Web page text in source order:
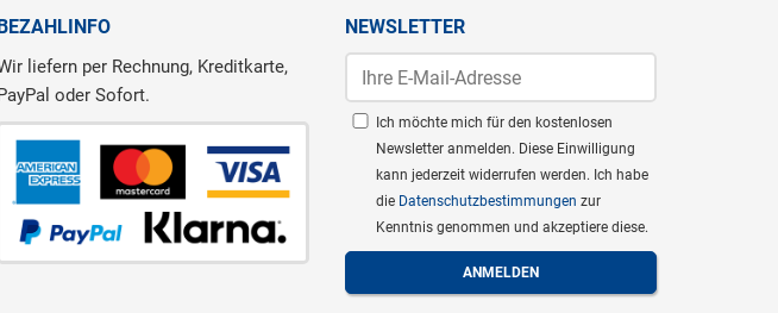
liefern per Rechnung, Kreditkarte,
oder Sofort.
NEWSLETTER
Ich möchte mich für den kostenlosen
Newsletter anmelden. Diese Einwilligung
kann jederzeit widerrufen werden. Ich habe
die Datenschutzbestimmungen zur
Kenntnis genommen und akzeptiere diese.